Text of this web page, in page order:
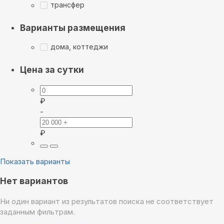
трансфер
Варианты размещения
дома, коттеджи
Цена за сутки
₽
-
₽
Показать варианты
Нет вариантов
Ни один вариант из результатов поиска не соответствует
заданным фильтрам.